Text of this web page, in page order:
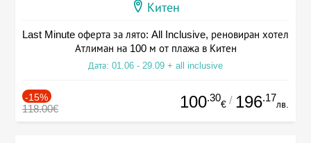
Китен
Last Minute оферта за лято: All Inclusive, реновиран хотел
Атлиман на 100 м от плажа в Китен
Дата: 01.06 - 29.09 + all inclusive
-15%
118.00€ 100.30
€ / 196.17
лв.